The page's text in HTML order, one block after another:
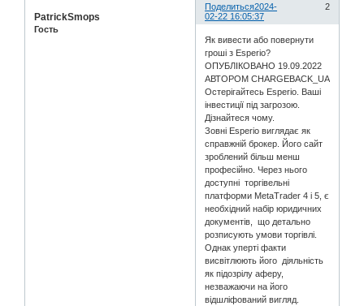
Поделиться 2
2024-
02-22 16:05:37
PatrickSmops
Гость
Як вивести або повернути
гроші з Esperio?
ОПУБЛІКОВАНО 19.09.2022
АВТОРОМ CHARGEBACK_UA
Остерігайтесь Esperio. Ваші
інвестиції під загрозою.
Дізнайтеся чому.
Зовні Esperio виглядає як
справжній брокер. Його сайт
зроблений більш менш
професійно. Через нього
доступні торгівельні
платформи MetaTrader 4 і 5, є
необхідний набір юридичних
документів, що детально
розписують умови торгівлі.
Однак уперті факти
висвітлюють його діяльність
як підозрілу аферу,
незважаючи на його
відшліфований вигляд.